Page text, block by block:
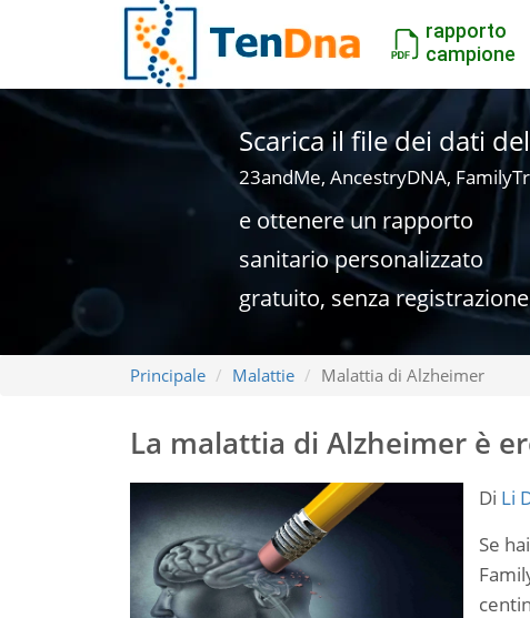
rapporto
campione
Scarica il file dei dati
23andMe, AncestryDNA,
e ottenere un rapporto
sanitario personalizzato
gratuito, senza
Principale Malattie Malattia di Alzheimer
La malattia di Alzheimer è
Di Li
Se